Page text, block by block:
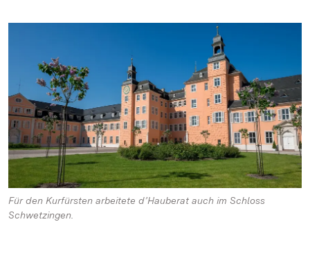
Für den Kurfürsten arbeitete d’Hauberat auch im Schloss
Schwetzingen.